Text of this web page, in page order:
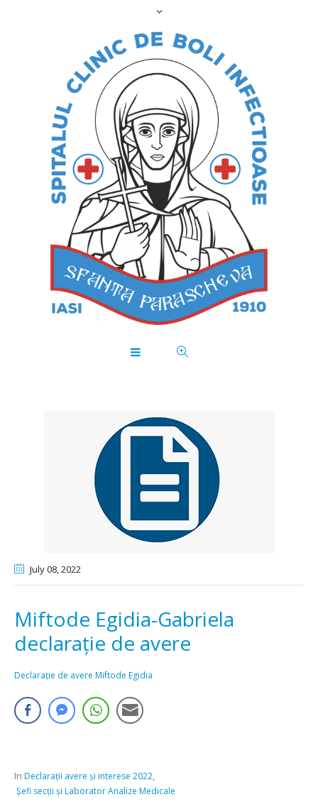
July 08, 2022
Miftode Egidia-Gabriela
declarație de avere
Declarație de avere Miftode Egidia
In Declarații avere și interese 2022,
Șefi secții și Laborator Analize Medicale